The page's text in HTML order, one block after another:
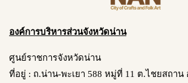
องค์การบริหารส่วนจังหวัดน่าน
ศูนย์ราชการจังหวัดน่าน
ที่อยู่ : ถ.น่าน-พะเยา 588 หมู่ที่ 11 ต.ไชยสถาน